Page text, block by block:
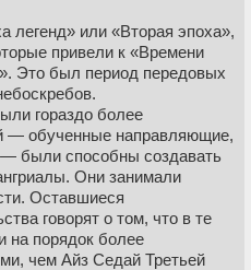
легенд» или «Вторая эпоха»,
привели к «Времени
Это был период передовых
гораздо более
— обученные направляющие,
были способны создавать
Они занимали
Оставшиеся
говорят о том, что в те
порядок более
чем Айз Седай Третьей